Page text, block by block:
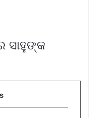
ସାହୁଙ୍କ